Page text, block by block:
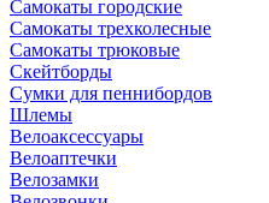
Самокаты городские
Самокаты трехколесные
Самокаты трюковые
Скейтборды
Сумки для пеннибордов
Шлемы
Велоаксессуары
Велоаптечки
Велозамки